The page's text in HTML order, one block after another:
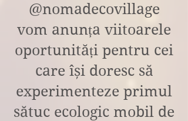
@nomadecovillage
vom anunța viitoarele
oportunități pentru cei
care își doresc să
experimenteze primul
sătuc ecologic mobil de